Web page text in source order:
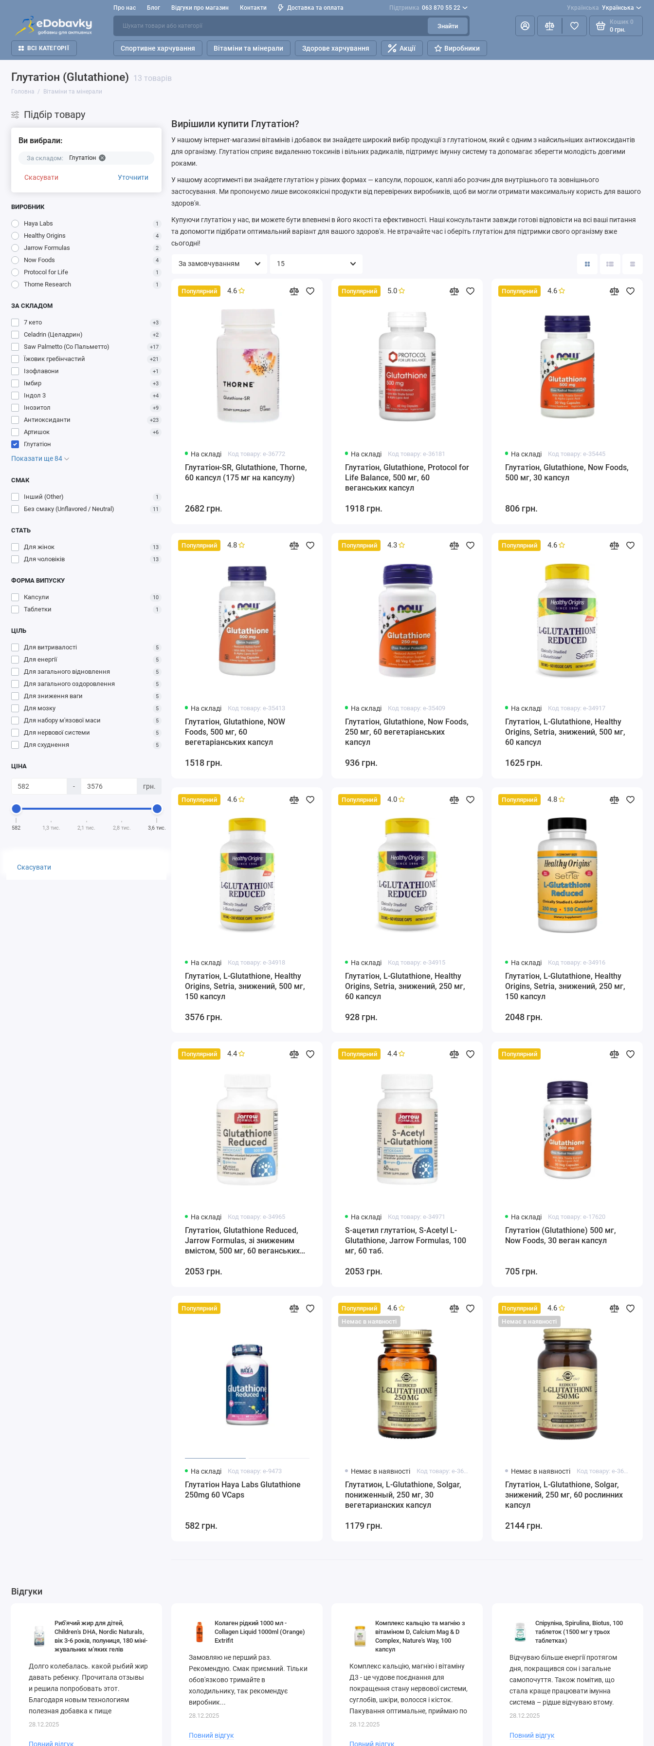
Про нас Блог Відгуки про магазин Контакти Доставка та оплата Підтримка 063 870 55 22 Українська Українська
Знайти
Кошик 0
0 грн.
ВСІ КАТЕГОРІЇ Спортивне харчування Вітаміни та мінерали Здорове харчування Акції Виробники
Глутатіон (Glutathione) 13 товарів
Головна Вітаміни та мінерали
Підбір товару
Ви вибрали:
За складом: Глутатіон
Скасувати Уточнити
ВИРОБНИК
Haya Labs 1
Healthy Origins 4
Jarrow Formulas 2
Now Foods 4
Protocol for Life 1
Thorne Research 1
ЗА СКЛАДОМ
7 кето +3
Celadrin (Целадрин) +2
Saw Palmetto (Со Пальметто) +17
Їжовик гребінчастий +21
Ізофлавони +1
Імбир +3
Індол 3 +4
Інозитол +9
Антиоксиданти +23
Артишок +6
Глутатіон
Показати ще 84
СМАК
Інший (Other) 1
Без смаку (Unflavored / Neutral) 11
СТАТЬ
Для жінок 13
Для чоловіків 13
ФОРМА ВИПУСКУ
Капсули 10
Таблетки 1
ЦІЛЬ
Для витривалості 5
Для енергії 5
Для загального відновлення 5
Для загального оздоровлення 5
Для зниження ваги 5
Для мозку 5
Для набору м'язової маси 5
Для нервової системи 5
Для схуднення 5
ЦІНА
- грн.
582 1,3 тис. 2,1 тис. 2,8 тис. 3,6 тис.
Скасувати
Вирішили купити Глутатіон?
У нашому інтернет-магазині вітамінів і добавок ви знайдете широкий вибір продукції з глутатіоном, який є одним з найсильніших антиоксидантів
для організму. Глутатіон сприяє видаленню токсинів і вільних радикалів, підтримує імунну систему та допомагає зберегти молодість довгими
роками.
У нашому асортименті ви знайдете глутатіон у різних формах — капсули, порошок, каплі або розчин для внутрішнього та зовнішнього
застосування. Ми пропонуємо лише високоякісні продукти від перевірених виробників, щоб ви могли отримати максимальну користь для вашого
здоров'я.
Купуючи глутатіон у нас, ви можете бути впевнені в його якості та ефективності. Наші консультанти завжди готові відповісти на всі ваші питання
та допомогти підібрати оптимальний варіант для вашого здоров'я. Не втрачайте час і оберіть глутатіон для підтримки свого організму вже
сьогодні!
Популярний 4.6
На складі Код товару: e-36772
Глутатіон-SR, Glutathione, Thorne,
60 капсул (175 мг на капсулу)
2682 грн.
Популярний 5.0
На складі Код товару: e-36181
Глутатіон, Glutathione, Protocol for
Life Balance, 500 мг, 60
веганських капсул
1918 грн.
Популярний 4.6
На складі Код товару: e-35445
Глутатіон, Glutathione, Now Foods,
500 мг, 30 капсул
806 грн.
Популярний 4.8
На складі Код товару: e-35413
Глутатіон, Glutathione, NOW
Foods, 500 мг, 60
вегетаріанських капсул
1518 грн.
Популярний 4.3
На складі Код товару: e-35409
Глутатіон, Glutathione, Now Foods,
250 мг, 60 вегетаріанських
капсул
936 грн.
Популярний 4.6
На складі Код товару: e-34917
Глутатіон, L-Glutathione, Healthy
Origins, Setria, знижений, 500 мг,
60 капсул
1625 грн.
Популярний 4.6
На складі Код товару: e-34918
Глутатіон, L-Glutathione, Healthy
Origins, Setria, знижений, 500 мг,
150 капсул
3576 грн.
Популярний 4.0
На складі Код товару: e-34915
Глутатіон, L-Glutathione, Healthy
Origins, Setria, знижений, 250 мг,
60 капсул
928 грн.
Популярний 4.8
На складі Код товару: e-34916
Глутатіон, L-Glutathione, Healthy
Origins, Setria, знижений, 250 мг,
150 капcул
2048 грн.
Популярний 4.4
На складі Код товару: e-34965
Глутатіон, Glutathione Reduced,
Jarrow Formulas, зі зниженим
вмістом, 500 мг, 60 веганських
2053 грн.
Популярний 4.4
На складі Код товару: e-34971
S-ацетил глутатіон, S-Acetyl L-
Glutathione, Jarrow Formulas, 100
мг, 60 таб.
2053 грн.
Популярний
На складі Код товару: e-17620
Глутатіон (Glutathione) 500 мг,
Now Foods, 30 веган капсул
705 грн.
Популярний
На складі Код товару: e-9473
Глутатіон Haya Labs Glutathione
250mg 60 VCaps
582 грн.
Популярний
Немає в наявності
4.6
Немає в наявності Код товару: e-36524
Глутатион, L-Glutathione, Solgar,
пониженный, 250 мг, 30
вегетарианских капсул
1179 грн.
Популярний
Немає в наявності
4.6
Немає в наявності Код товару: e-36525
Глутатіон, L-Glutathione, Solgar,
знижений, 250 мг, 60 рослинних
капсул
2144 грн.
Відгуки
Риб'ячий жир для дітей,
Children's DHA, Nordic Naturals,
вік 3-6 років, полуниця, 180 міні-
жувальних м'яких гелів
Долго колебалась. какой рыбий жир
давать ребенку. Прочитала отзывы
и решила попробовать этот.
Благодаря новым технологиям
полезная добавка к пище
выпускается в особенной форме – в
растворяющихся внутри организма
28.12.2025
Повний відгук
Колаген рідкий 1000 мл -
Collagen Liquid 1000ml (Orange)
Extrifit
Замовляю не перший раз.
Рекомендую. Смак приємний. Тільки
обов'язково тримайте в
холодильнику, так рекомендує
виробник...
28.12.2025
Повний відгук
Комплекс кальцію та магнію з
вітаміном D, Calcium Mag & D
Complex, Nature's Way, 100
капсул
Комплекс кальцію, магнію і вітаміну
Д3 - це чудове поєднання для
покращення стану нервової системи,
суглобів, шкіри, волосся і кісток.
Пакування оптимальне, приймаю по
3 місяці. Результат чудовий. Nature's
28.12.2025
Повний відгук
Спіруліна, Spirulina, Biotus, 100
таблеток (1500 мг у трьох
таблетках)
Відчуваю більше енергії протягом
дня, покращився сон і загальне
самопочуття. Також помітив, що
стала краще працювати імунна
система – рідше відчуваю втому.
Таблетки легко ковтати, не
Раджу всім, хто хоче підтримати свій
28.12.2025
Повний відгук